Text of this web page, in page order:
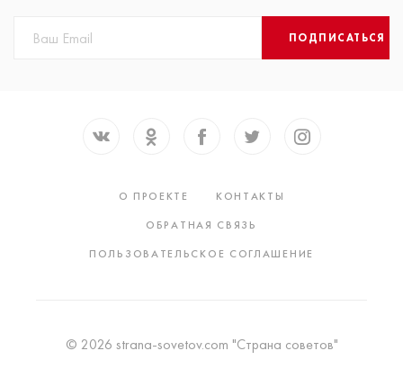
ПОДПИСАТЬСЯ
О ПРОЕКТЕ
КОНТАКТЫ
ОБРАТНАЯ СВЯЗЬ
ПОЛЬЗОВАТЕЛЬСКОЕ СОГЛАШЕНИЕ
© 2026 strana-sovetov.com "Страна советов"